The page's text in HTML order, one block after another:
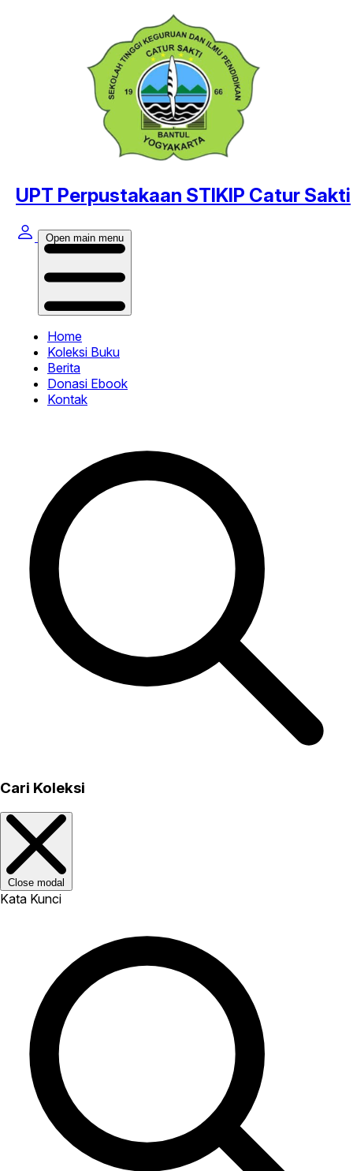
UPT Perpustakaan STIKIP Catur Sakti
Open main menu
Home
Koleksi Buku
Berita
Donasi Ebook
Kontak
Cari Koleksi
Close modal
Kata Kunci